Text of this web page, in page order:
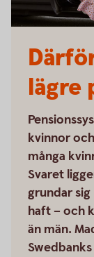
lägre
kvinnor
många
Svaret
grundar
haft – och
än män.